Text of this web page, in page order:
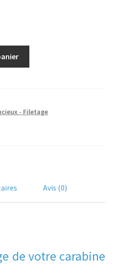
- Filetage
Avis (0)
de votre carabine